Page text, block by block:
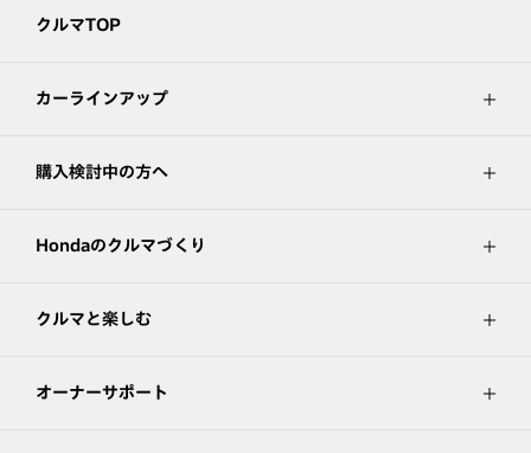
クルマTOP
カーラインアップ
購入検討中の方へ
Hondaのクルマづくり
クルマと楽しむ
オーナーサポート